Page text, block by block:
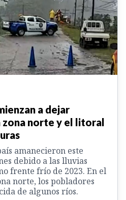
a dejar
zona norte y el litoral
amanecieron este
debido a las lluvias
frente frío de 2023. En el
norte, los pobladores
de algunos ríos.